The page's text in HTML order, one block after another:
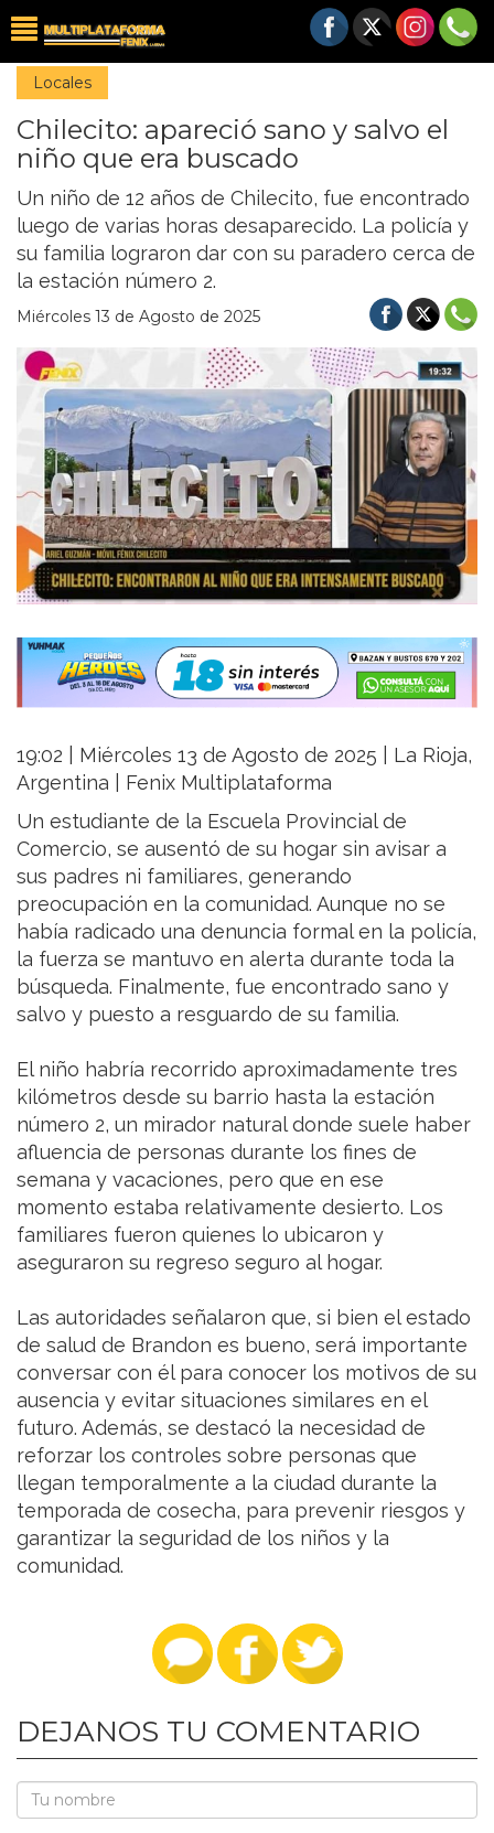
Locales
Chilecito: apareció sano y salvo el
niño que era buscado
Un niño de 12 años de Chilecito, fue encontrado
luego de varias horas desaparecido. La policía y
su familia lograron dar con su paradero cerca de
la estación número 2.
Miércoles 13 de Agosto de 2025
19:02 | Miércoles 13 de Agosto de 2025 | La Rioja,
Argentina | Fenix Multiplataforma
Un estudiante de la Escuela Provincial de
Comercio, se ausentó de su hogar sin avisar a
sus padres ni familiares, generando
preocupación en la comunidad. Aunque no se
había radicado una denuncia formal en la policía,
la fuerza se mantuvo en alerta durante toda la
búsqueda. Finalmente, fue encontrado sano y
salvo y puesto a resguardo de su familia.
El niño habría recorrido aproximadamente tres
kilómetros desde su barrio hasta la estación
número 2, un mirador natural donde suele haber
afluencia de personas durante los fines de
semana y vacaciones, pero que en ese
momento estaba relativamente desierto. Los
familiares fueron quienes lo ubicaron y
aseguraron su regreso seguro al hogar.
Las autoridades señalaron que, si bien el estado
de salud de Brandon es bueno, será importante
conversar con él para conocer los motivos de su
ausencia y evitar situaciones similares en el
futuro. Además, se destacó la necesidad de
reforzar los controles sobre personas que
llegan temporalmente a la ciudad durante la
temporada de cosecha, para prevenir riesgos y
garantizar la seguridad de los niños y la
comunidad.
DEJANOS TU COMENTARIO